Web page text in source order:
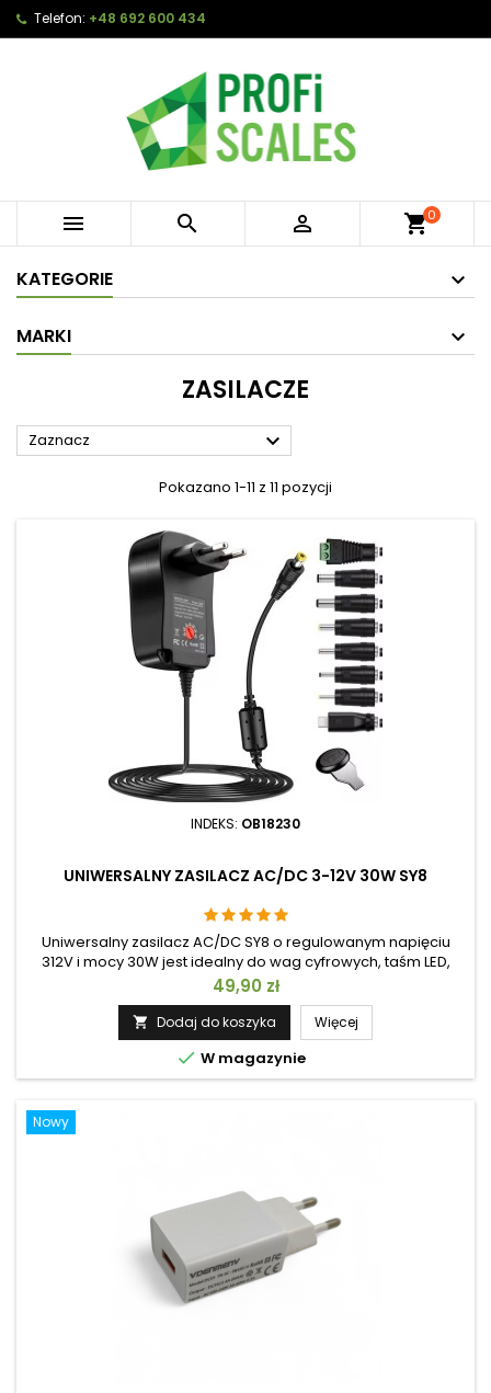
Telefon: +48 692 600 434
   shopping_cart0
KATEGORIE
MARKI
ZASILACZE
Zaznacz 
Pokazano 1-11 z 11 pozycji
INDEKS: OB18230
UNIWERSALNY ZASILACZ AC/DC 3-12V 30W SY8
Uniwersalny zasilacz AC/DC SY8 o regulowanym napięciu
312V i mocy 30W jest idealny do wag cyfrowych, taśm LED,
routerów lub małych urządzeń. Zawiera 8 wymiennych
złączy, port USB i zabezpieczenie SCP, OVP, OCP, OTP.
Wykonany z wytrzymałego ABS + PC z ognioodpornym
wykończeniem, zapewnia niezawodne zasilanie i ochronę
urządzenia.
Cena
49,90 zł
 Dodaj do koszyka Więcej
 W magazynie
Nowy